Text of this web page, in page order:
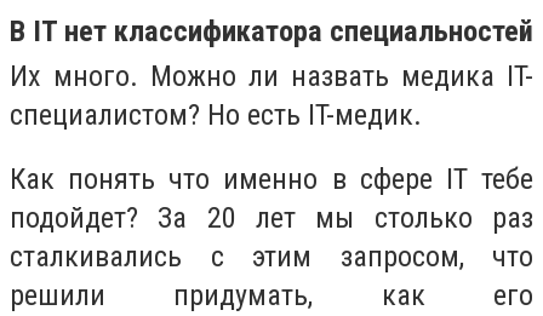
В IT нет классификатора специальностей
Их много. Можно ли назвать медика IT-
специалистом? Но есть IT-медик.
Как понять что именно в сфере IT тебе
подойдет? За 20 лет мы столько раз
сталкивались с этим запросом, что
решили придумать, как его